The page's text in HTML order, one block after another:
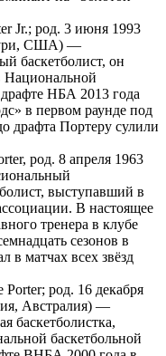
Jr.; род. 3 июня 1993
США) —
баскетболист, он
Национальной
НБА 2013 года
в первом раунде под
драфта Портеру сулили
род. 8 апреля 1963
выступавший в
В настоящее
тренера в клубе
сезонов в
в матчах всех звёзд
род. 16 декабря
Австралия) —
баскетболистка,
баскетбольной